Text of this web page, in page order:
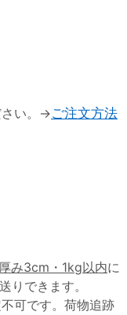
さい。→ご注文方法
み3cm・1kg以内に
りできます。
可です。荷物追跡